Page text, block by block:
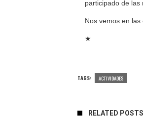
participado de las
Nos vemos en las
★
TAGS: ACTIVIDADES
RELATED POSTS